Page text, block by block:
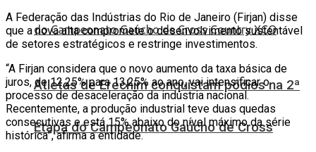
Atletas de Erechim conquistam pódios na 2ª
Etapa do Campeonato Gaúcho de Cross
A Federação das Indústrias do Rio de Janeiro (Firjan) disse
que a nova alta compromete o desenvolvimento sustentável
de setores estratégicos e restringe investimentos.
“A Firjan considera que o novo aumento da taxa básica de
juros, de 12,25% para 13,25% ao ano, vai intensificar o
processo de desaceleração da indústria nacional.
Recentemente, a produção industrial teve duas quedas
consecutivas e está 15% abaixo do nível máximo da série
histórica”, afirma a entidade.